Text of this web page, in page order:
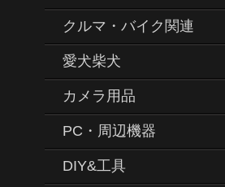
クルマ・バイク関連
愛犬柴犬
カメラ用品
PC・周辺機器
DIY&工具